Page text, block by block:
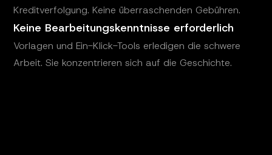
Kreditverfolgung. Keine überraschenden Gebühren.
Keine Bearbeitungskenntnisse erforderlich
Vorlagen und Ein-Klick-Tools erledigen die schwere
Arbeit. Sie konzentrieren sich auf die Geschichte.